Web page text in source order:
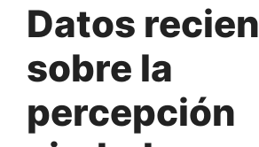
Datos
sobre la
percepción